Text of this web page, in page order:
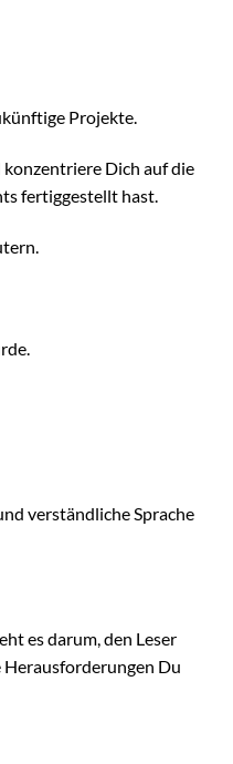
Projekte.
Dich auf die
fertiggestellt hast.
verständliche Sprache
es darum, den Leser
Herausforderungen Du